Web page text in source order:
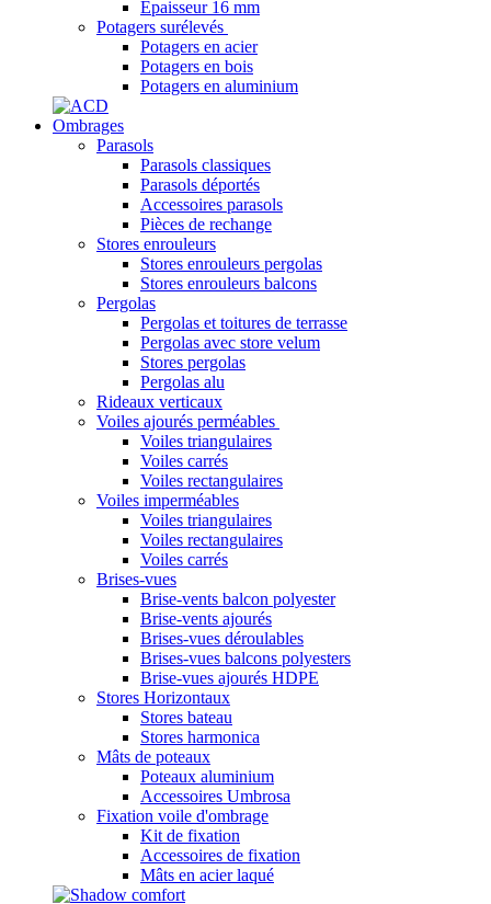
Epaisseur 16 mm
Potagers surélevés
Potagers en acier
Potagers en bois
Potagers en aluminium
Ombrages
Parasols
Parasols classiques
Parasols déportés
Accessoires parasols
Pièces de rechange
Stores enrouleurs
Stores enrouleurs pergolas
Stores enrouleurs balcons
Pergolas
Pergolas et toitures de terrasse
Pergolas avec store velum
Stores pergolas
Pergolas alu
Rideaux verticaux
Voiles ajourés perméables
Voiles triangulaires
Voiles carrés
Voiles rectangulaires
Voiles imperméables
Voiles triangulaires
Voiles rectangulaires
Voiles carrés
Brises-vues
Brise-vents balcon polyester
Brise-vents ajourés
Brises-vues déroulables
Brises-vues balcons polyesters
Brise-vues ajourés HDPE
Stores Horizontaux
Stores bateau
Stores harmonica
Mâts de poteaux
Poteaux aluminium
Accessoires Umbrosa
Fixation voile d'ombrage
Kit de fixation
Accessoires de fixation
Mâts en acier laqué